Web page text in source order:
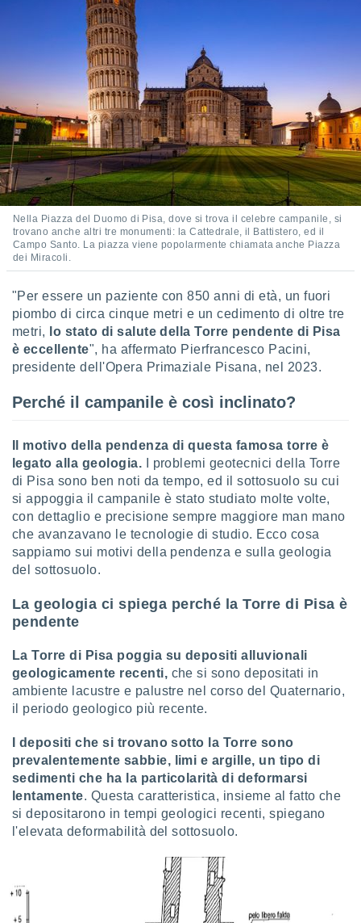
Nella Piazza del Duomo di Pisa, dove si trova il celebre campanile, si
trovano anche altri tre monumenti: la Cattedrale, il Battistero, ed il
Campo Santo. La piazza viene popolarmente chiamata anche Piazza
dei Miracoli.
"Per essere un paziente con 850 anni di età, un fuori
piombo di circa cinque metri e un cedimento di oltre tre
metri,
lo stato di salute della Torre pendente di Pisa
è eccellente", ha affermato Pierfrancesco Pacini,
presidente dell'Opera Primaziale Pisana, nel 2023.
Perché il campanile è così inclinato?
Il motivo della pendenza di questa famosa torre è
legato alla geologia. I problemi geotecnici della Torre
di Pisa sono ben noti da tempo, ed il sottosuolo su cui
si appoggia il campanile è stato studiato molte volte,
con dettaglio e precisione sempre maggiore man mano
che avanzavano le tecnologie di studio. Ecco cosa
sappiamo sui motivi della pendenza e sulla geologia
del sottosuolo.
La geologia ci spiega perché la Torre di Pisa è
pendente
La Torre di Pisa poggia su depositi alluvionali
geologicamente recenti, che si sono depositati in
ambiente lacustre e palustre nel corso del Quaternario,
il periodo geologico più recente.
I depositi che si trovano sotto la Torre sono
prevalentemente sabbie, limi e argille, un tipo di
sedimenti che ha la particolarità di deformarsi
lentamente. Questa caratteristica, insieme al fatto che
si depositarono in tempi geologici recenti, spiegano
l'elevata deformabilità del sottosuolo.